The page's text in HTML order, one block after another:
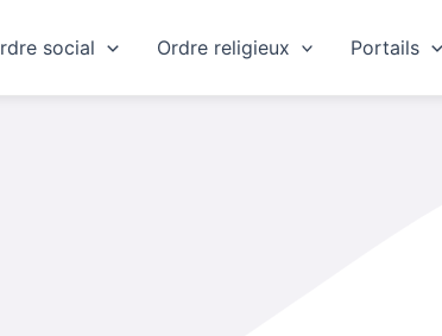
social Ordre religieux Portails